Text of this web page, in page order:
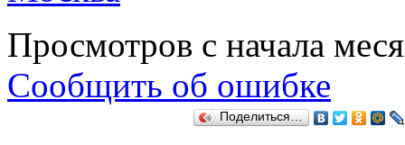
Просмотров с начала
Сообщить об ошибке
Поделиться…